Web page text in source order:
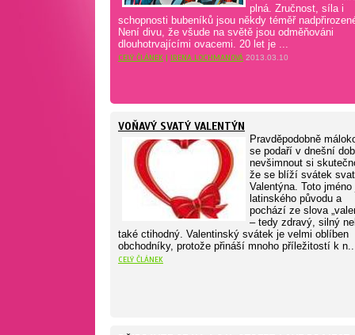
plná. Zručnost, síla i
schopnosti bubeníků jsou někdy téměř
Není divu, že všude na světě jsou odměňováni
dlouhotrvajícími ovacemi. 20 let je ...
CELÝ ČLÁNEK | IRENA LOCHMANOVÁ 2013.03.10
VOŇAVÝ SVATÝ VALENTÝN
Pravděpodobně
se podaří v dnešní
nevšimnout si
že se blíží svátek
Valentýna. Toto jméno
latinského původu a
pochází ze slova
– tedy zdravý, silný
také ctihodný. Valentinský svátek je velmi oblíben
obchodníky, protože přináší mnoho příležitostí k
CELÝ ČLÁNEK